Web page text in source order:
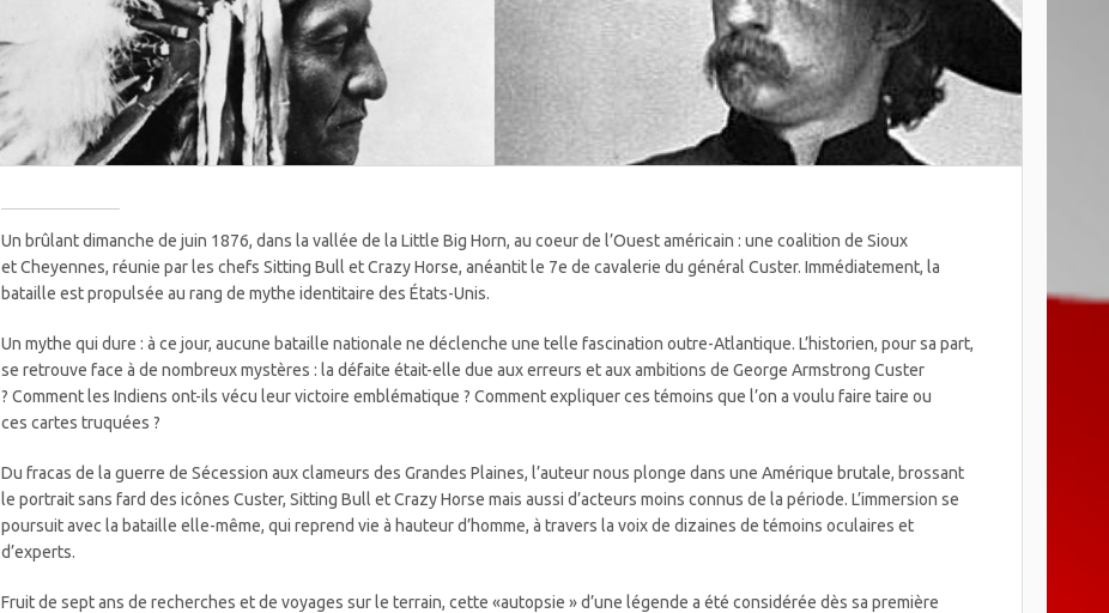
Un brûlant dimanche de juin 1876, dans la vallée de la Little Big Horn, au coeur de l’Ouest américain : une coalition de Sioux
et Cheyennes, réunie par les chefs Sitting Bull et Crazy Horse, anéantit le 7e de cavalerie du général Custer. Immédiatement, la
bataille est propulsée au rang de mythe identitaire des États-Unis.
Un mythe qui dure : à ce jour, aucune bataille nationale ne déclenche une telle fascination outre-Atlantique. L’historien, pour sa part,
se retrouve face à de nombreux mystères : la défaite était-elle due aux erreurs et aux ambitions de George Armstrong Custer
? Comment les Indiens ont-ils vécu leur victoire emblématique ? Comment expliquer ces témoins que l’on a voulu faire taire ou
ces cartes truquées ?
Du fracas de la guerre de Sécession aux clameurs des Grandes Plaines, l’auteur nous plonge dans une Amérique brutale, brossant
le portrait sans fard des icônes Custer, Sitting Bull et Crazy Horse mais aussi d’acteurs moins connus de la période. L’immersion se
poursuit avec la bataille elle-même, qui reprend vie à hauteur d’homme, à travers la voix de dizaines de témoins oculaires et
d’experts.
Fruit de sept ans de recherches et de voyages sur le terrain, cette «autopsie » d’une légende a été considérée dès sa première